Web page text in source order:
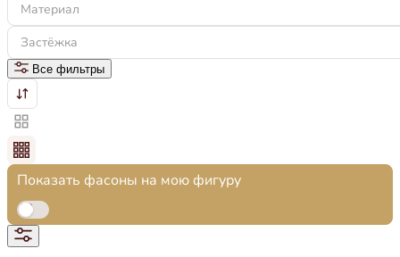
Материал
Застёжка
Все фильтры
Показать фасоны на мою фигуру